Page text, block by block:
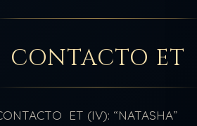
CONTACTO ET
ET (IV): “NATASHA”